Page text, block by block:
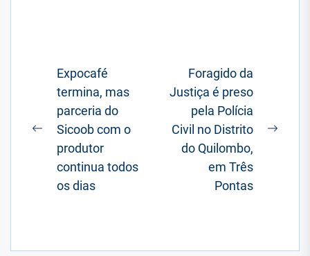
Navegação
Post
Postagem
anterior:
Expocafé
termina, mas
parceria do
Sicoob com o
produtor
continua todos
os dias
Foragido da
Justiça é preso
pela Polícia
Civil no Distrito
do Quilombo,
em Três
Pontas